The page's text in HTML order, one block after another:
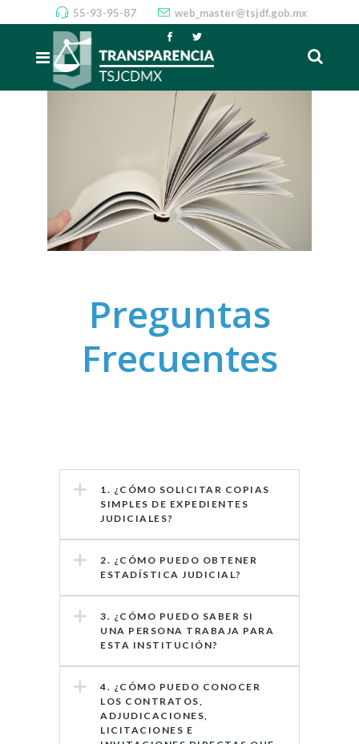
55-93-95-87 web_master@tsjdf.gob.mx
Preguntas
Frecuentes
1. ¿CÓMO SOLICITAR COPIAS
SIMPLES DE EXPEDIENTES
JUDICIALES?
2. ¿CÓMO PUEDO OBTENER
ESTADÍSTICA JUDICIAL?
3. ¿CÓMO PUEDO SABER SI
UNA PERSONA TRABAJA PARA
ESTA INSTITUCIÓN?
4. ¿CÓMO PUEDO CONOCER
LOS CONTRATOS,
ADJUDICACIONES,
LICITACIONES E